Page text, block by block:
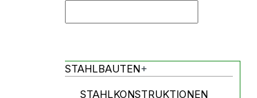
STAHLBAUTEN+
STAHLKONSTRUKTIONEN